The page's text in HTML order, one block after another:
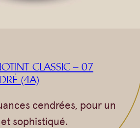
CLASSIC – 07
(4A)
cendrées, pour un
sophistiqué.